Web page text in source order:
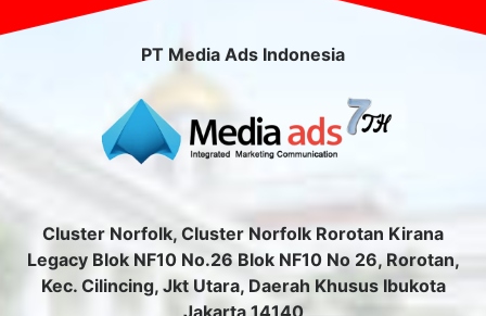
PT Media Ads Indonesia
Cluster Norfolk, Cluster Norfolk Rorotan Kirana
Legacy Blok NF10 No.26 Blok NF10 No 26, Rorotan,
Kec. Cilincing, Jkt Utara, Daerah Khusus Ibukota